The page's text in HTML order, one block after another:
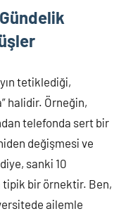
tetiklediği,
halidir. Örneğin,
telefonda sert bir
değişmesi ve
sanki 10
tipik bir örnektir. Ben,
ailemle